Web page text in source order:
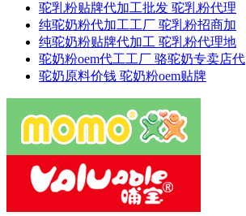
驼乳粉贴牌代加工批发 驼乳粉代理
纯驼奶粉代加工工厂 驼乳粉招商加
纯驼奶粉贴牌代加工 驼乳粉代理地
驼奶粉oem代工工厂 骆驼奶专卖店代
驼奶原料价钱 驼奶粉oem贴牌